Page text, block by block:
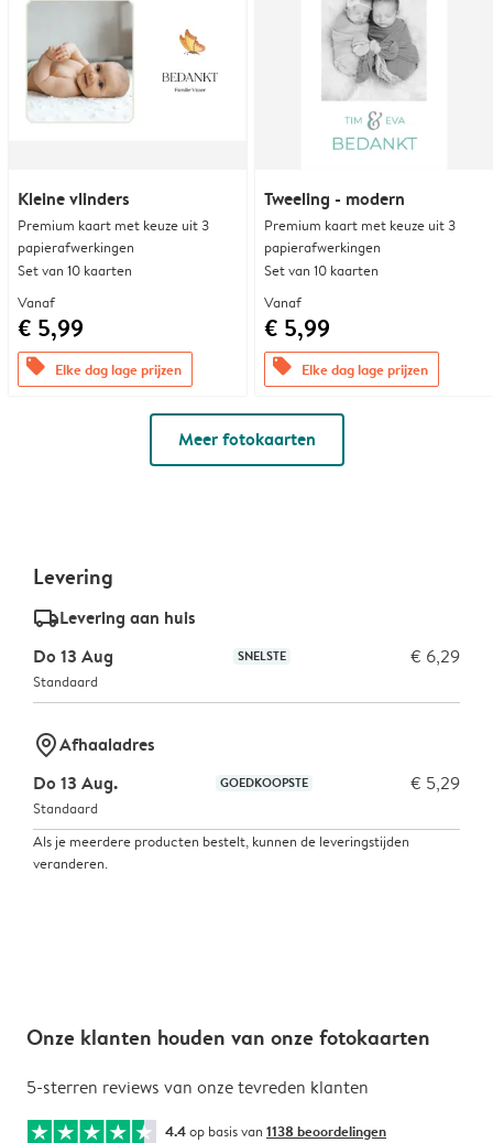
Kleine vlinders
Premium kaart met keuze uit 3
papierafwerkingen
Set van 10 kaarten
Vanaf
€ 5,99
offers Elke dag lage prijzen
Tweeling - modern
Premium kaart met keuze uit 3
papierafwerkingen
Set van 10 kaarten
Vanaf
€ 5,99
offers Elke dag lage prijzen
Meer fotokaarten
Levering
delivery_standard_v2Levering aan huis
Do 13 Aug
SNELSTE € 6,29
Standaard
marker-pinAfhaaladres
Do 13 Aug.
GOEDKOOPSTE € 5,29
Standaard
Als je meerdere producten bestelt, kunnen de leveringstijden
veranderen.
Onze klanten houden van onze fotokaarten
5-sterren reviews van onze tevreden klanten
4.4op basis van 1138 beoordelingen